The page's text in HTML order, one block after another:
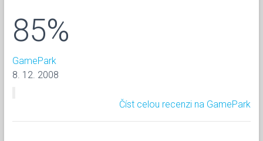
85%
GamePark
8. 12. 2008
Číst celou recenzi na GamePark